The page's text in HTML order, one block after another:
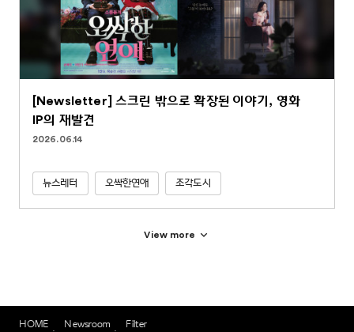
[Newsletter] 스크린 밖으로 확장된 이야기, 영화
IP의 재발견
2026.06.14
뉴스레터 오싹한연애 조각도시
View more
HOME Newsroom Filter